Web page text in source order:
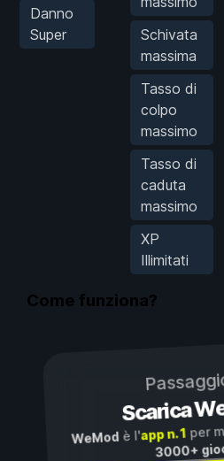
Danno
Super
Schivata
massima
Tasso di
colpo
massimo
Tasso di
caduta
massimo
XP
Illimitati
Come funziona?
Scarica
WeMod è l'app n. 1per
3000+